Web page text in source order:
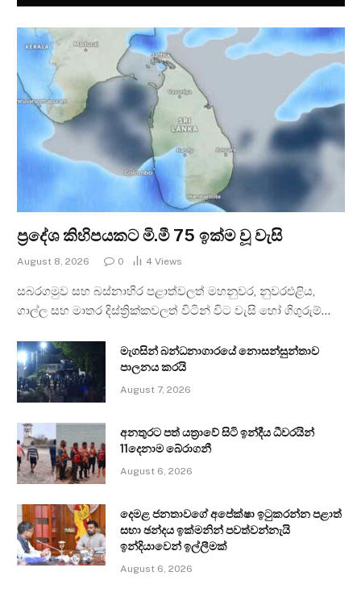
ප්‍රදේශ කිහිපයකට මි.මී 75 ඉක්ම වූ වැසි
August 8, 2026 0 4 Views
සබරගමුව සහ බස්නාහිර පළාත්වලත් මහනුවර, නුවරඑළිය,
ගාල්ල සහ මාතර දිස්ත්‍රික්කවලත් විටින් විට වැසි හෝ ගිගුරුම්…
මැගසින් බන්ධනාගාරයේ නොසන්සුන්තාව
පාලනය කරයි
August 7, 2026
අනතුරට පත් යත්‍රාවේ සිටි ඉන්දීය ධීවරයින්
11දෙනාම බේරාගනී
August 6, 2026
දෙමළ ජනතාවගේ අපේක්ෂා ඉටුකරන්න පළාත්
සභා ඡන්දය ඉක්මනින් පවත්වන්නැයි
ඉන්දියාවෙන් ඉල්ලීමක්
August 6, 2026